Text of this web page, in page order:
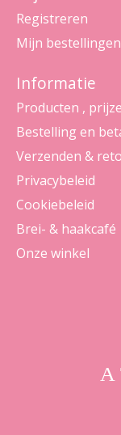
Registreren
Mijn bestellingen
Informatie
Producten ,
Bestelling en
Verzenden &
Privacybeleid
Cookiebeleid
Brei- & haakcafé
Onze winkel